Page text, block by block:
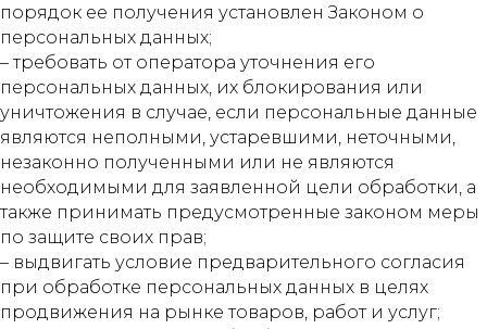
порядок ее получения установлен Законом о
персональных данных;
– требовать от оператора уточнения его
персональных данных, их блокирования или
уничтожения в случае, если персональные данные
являются неполными, устаревшими, неточными,
незаконно полученными или не являются
необходимыми для заявленной цели обработки, а
также принимать предусмотренные законом меры
по защите своих прав;
– выдвигать условие предварительного согласия
при обработке персональных данных в целях
продвижения на рынке товаров, работ и услуг;